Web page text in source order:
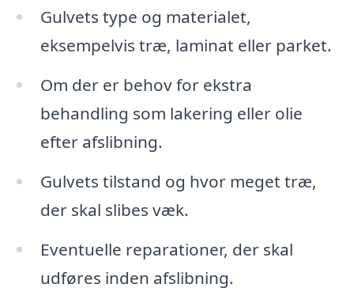
Gulvets type og materialet,
eksempelvis træ, laminat eller parket.
Om der er behov for ekstra
behandling som lakering eller olie
efter afslibning.
Gulvets tilstand og hvor meget træ,
der skal slibes væk.
Eventuelle reparationer, der skal
udføres inden afslibning.